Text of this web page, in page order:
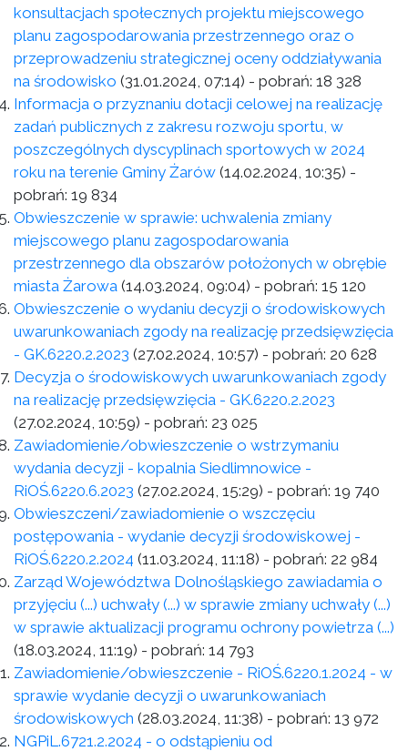
konsultacjach społecznych projektu miejscowego
planu zagospodarowania przestrzennego oraz o
przeprowadzeniu strategicznej oceny oddziaływania
na środowisko (31.01.2024, 07:14) - pobrań: 18 328
Informacja o przyznaniu dotacji celowej na realizację
zadań publicznych z zakresu rozwoju sportu, w
poszczególnych dyscyplinach sportowych w 2024
roku na terenie Gminy Żarów (14.02.2024, 10:35) -
pobrań: 19 834
Obwieszczenie w sprawie: uchwalenia zmiany
miejscowego planu zagospodarowania
przestrzennego dla obszarów położonych w obrębie
miasta Żarowa (14.03.2024, 09:04) - pobrań: 15 120
Obwieszczenie o wydaniu decyzji o środowiskowych
uwarunkowaniach zgody na realizację przedsięwzięcia
- GK.6220.2.2023 (27.02.2024, 10:57) - pobrań: 20 628
Decyzja o środowiskowych uwarunkowaniach zgody
na realizację przedsięwzięcia - GK.6220.2.2023
(27.02.2024, 10:59) - pobrań: 23 025
Zawiadomienie/obwieszczenie o wstrzymaniu
wydania decyzji - kopalnia Siedlimnowice -
RiOŚ.6220.6.2023 (27.02.2024, 15:29) - pobrań: 19 740
Obwieszczeni/zawiadomienie o wszczęciu
postępowania - wydanie decyzji środowiskowej -
RiOŚ.6220.2.2024 (11.03.2024, 11:18) - pobrań: 22 984
Zarząd Województwa Dolnośląskiego zawiadamia o
przyjęciu (...) uchwały (...) w sprawie zmiany uchwały (...)
w sprawie aktualizacji programu ochrony powietrza (...)
(18.03.2024, 11:19) - pobrań: 14 793
Zawiadomienie/obwieszczenie - RiOŚ.6220.1.2024 - w
sprawie wydanie decyzji o uwarunkowaniach
środowiskowych (28.03.2024, 11:38) - pobrań: 13 972
NGPiL.6721.2.2024 - o odstąpieniu od